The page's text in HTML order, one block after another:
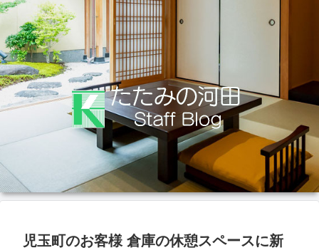
児玉町のお客様 倉庫の休憩スペースに新